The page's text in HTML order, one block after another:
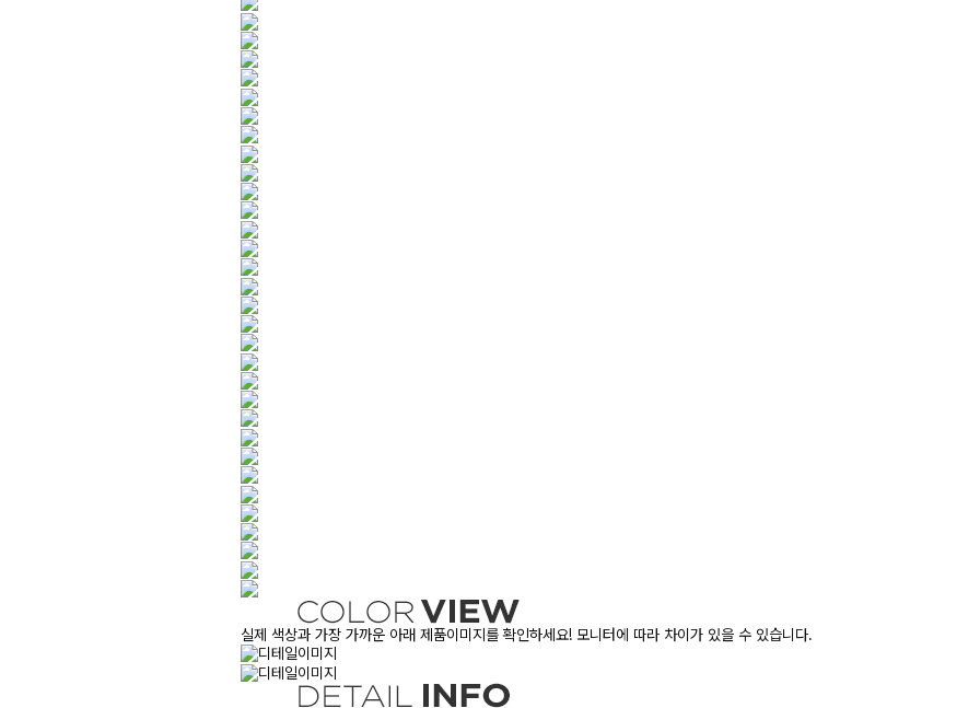
실제 색상과 가장 가까운 아래 제품이미지를 확인하세요! 모니터에 따라 차이가 있을 수 있습니다.